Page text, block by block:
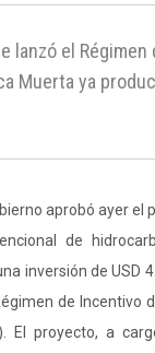
lanzó el
Muerta ya
aprobó ayer el
de
inversión de USD
de Incentivo
El proyecto, a